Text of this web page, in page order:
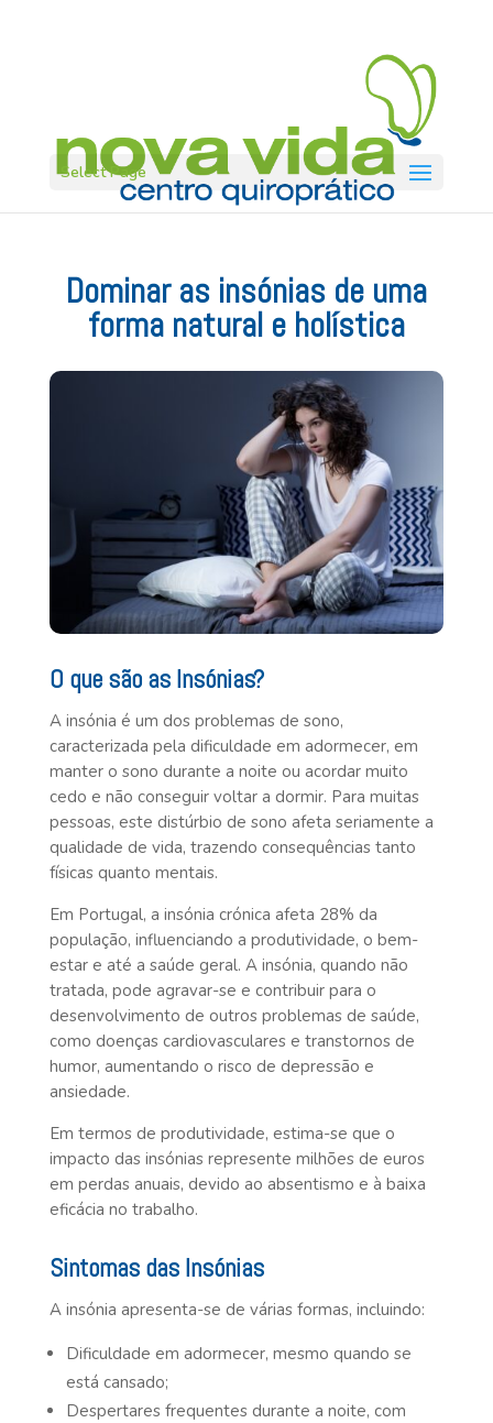
Select Page
Dominar as insónias de uma
forma natural e holística
O que são as Insónias?
A insónia é um dos problemas de sono,
caracterizada pela dificuldade em adormecer, em
manter o sono durante a noite ou acordar muito
cedo e não conseguir voltar a dormir. Para muitas
pessoas, este distúrbio de sono afeta seriamente a
qualidade de vida, trazendo consequências tanto
físicas quanto mentais.
Em Portugal, a insónia crónica afeta 28% da
população, influenciando a produtividade, o bem-
estar e até a saúde geral. A insónia, quando não
tratada, pode agravar-se e contribuir para o
desenvolvimento de outros problemas de saúde,
como doenças cardiovasculares e transtornos de
humor, aumentando o risco de depressão e
ansiedade.
Em termos de produtividade, estima-se que o
impacto das insónias represente milhões de euros
em perdas anuais, devido ao absentismo e à baixa
eficácia no trabalho.
Sintomas das Insónias
A insónia apresenta-se de várias formas, incluindo:
Dificuldade em adormecer, mesmo quando se
está cansado;
Despertares frequentes durante a noite, com